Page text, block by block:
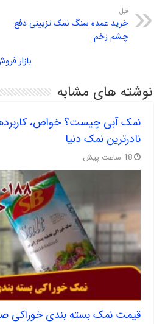
قبل
خرید عمده سنگ نمک تزیینی دفع
چشم زخم
بازار
نوشته های مشابه
نمک آبی چیست؟ خواص،
نادرترین نمک دنیا
18 ساعت پیش
قیمت نمک بسته بندی خوراکی